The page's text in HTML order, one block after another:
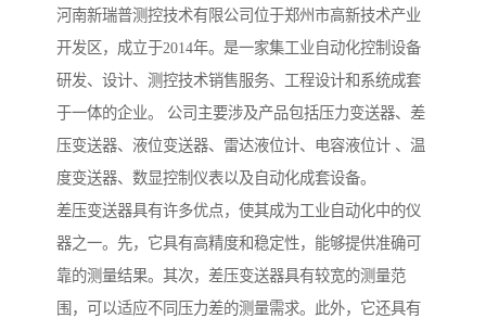
河南新瑞普测控技术有限公司位于郑州市高新技术产业
开发区，成立于2014年。是一家集工业自动化控制设备
研发、设计、测控技术销售服务、工程设计和系统成套
于一体的企业。 公司主要涉及产品包括压力变送器、差
压变送器、液位变送器、雷达液位计、电容液位计 、温
度变送器、数显控制仪表以及自动化成套设备。
差压变送器具有许多优点，使其成为工业自动化中的仪
器之一。先，它具有高精度和稳定性，能够提供准确可
靠的测量结果。其次，差压变送器具有较宽的测量范
围，可以适应不同压力差的测量需求。此外，它还具有